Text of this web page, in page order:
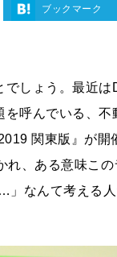
ブックマーク
でしょう。最近
を呼んでいる、不
関東版』が
れ、ある意味こ
」なんて考える